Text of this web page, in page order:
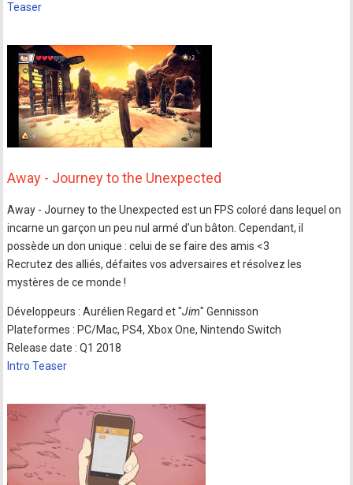
Teaser
Away - Journey to the Unexpected
Away - Journey to the Unexpected est un FPS coloré dans lequel on
incarne un garçon un peu nul armé d'un bâton. Cependant, il
possède un don unique : celui de se faire des amis <3
Recrutez des alliés, défaites vos adversaires et résolvez les
mystères de ce monde !
Développeurs : Aurélien Regard et "Jim" Gennisson
Plateformes : PC/Mac, PS4, Xbox One, Nintendo Switch
Release date : Q1 2018
Intro Teaser